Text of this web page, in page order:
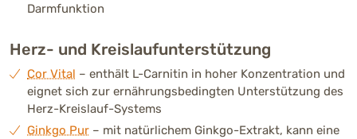
Darmfunktion
Herz- und Kreislaufunterstützung
Cor Vital – enthält L-Carnitin in hoher Konzentration und
eignet sich zur ernährungsbedingten Unterstützung des
Herz-Kreislauf-Systems
Ginkgo Pur – mit natürlichem Ginkgo-Extrakt, kann eine